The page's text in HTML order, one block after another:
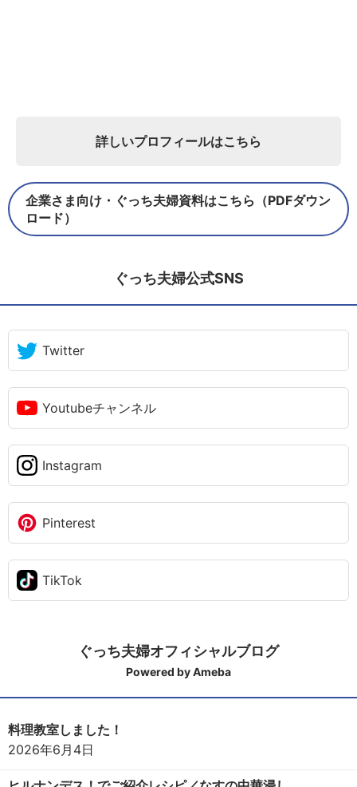
詳しいプロフィールはこちら
企業さま向け・ぐっち夫婦資料はこちら（PDFダウン
ロード）
ぐっち夫婦公式SNS
Twitter
Youtubeチャンネル
Instagram
Pinterest
TikTok
ぐっち夫婦オフィシャルブログ
Powered by Ameba
料理教室しました！
2026年6月4日